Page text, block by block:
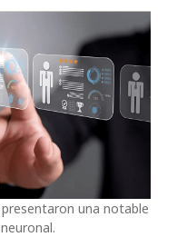
una notable